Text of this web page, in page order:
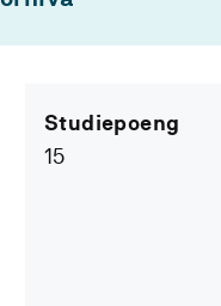
Studiepoeng
15